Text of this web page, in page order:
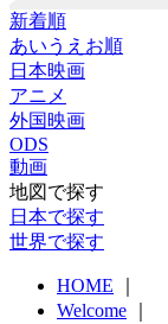
新着順
あいうえお順
日本映画
アニメ
外国映画
ODS
動画
地図で探す
日本で探す
世界で探す
HOME
Welcome